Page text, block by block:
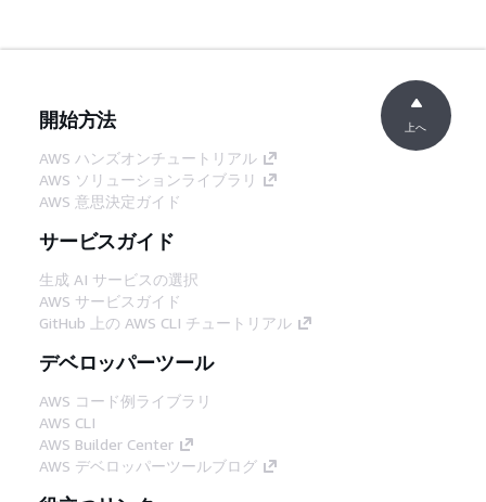
開始方法
AWS ハンズオンチュートリアル
AWS ソリューションライブラリ
AWS 意思決定ガイド
サービスガイド
生成 AI サービスの選択
AWS サービスガイド
GitHub 上の AWS CLI チュートリアル
デベロッパーツール
AWS コード例ライブラリ
AWS CLI
AWS Builder Center
AWS デベロッパーツールブログ
上へ